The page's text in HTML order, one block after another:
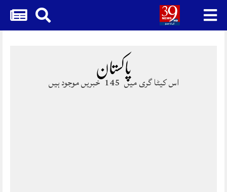
Skip
پاکستان
اس کیٹا گری میں 145 خبریں موجود ہیں